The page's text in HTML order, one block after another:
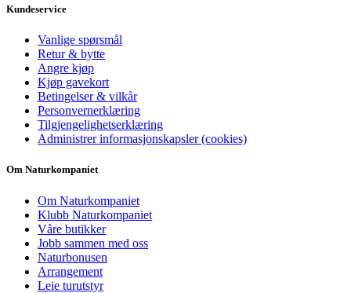
Kundeservice
Vanlige spørsmål
Retur & bytte
Angre kjøp
Kjøp gavekort
Betingelser & vilkår
Personvernerklæring
Tilgjengelighetserklæring
Administrer informasjonskapsler (cookies)
Om Naturkompaniet
Om Naturkompaniet
Klubb Naturkompaniet
Våre butikker
Jobb sammen med oss
Naturbonusen
Arrangement
Leie turutstyr